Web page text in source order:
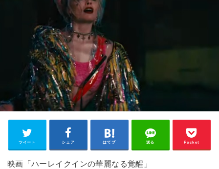
ツイート シェア はてブ 送る Pocket
映画「ハーレイクインの華麗なる覚醒」